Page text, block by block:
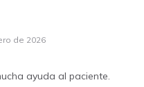
de 2026
ayuda al paciente.